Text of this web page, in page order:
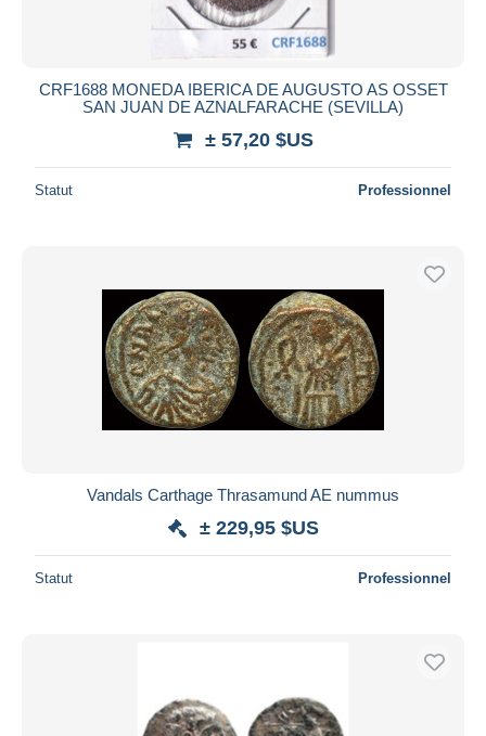
CRF1688 MONEDA IBERICA DE AUGUSTO AS OSSET
SAN JUAN DE AZNALFARACHE (SEVILLA)
± 57,20 $US
Statut Professionnel
Vandals Carthage Thrasamund AE nummus
± 229,95 $US
Statut Professionnel